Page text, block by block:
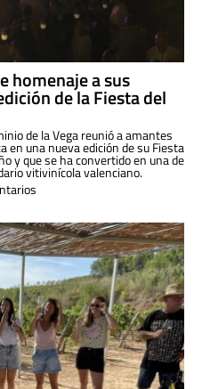
homenaje a sus
de la Fiesta del
de la Vega reunió a amantes
en una nueva edición de su Fiesta
y que se ha convertido en una de
vitivinícola valenciano.